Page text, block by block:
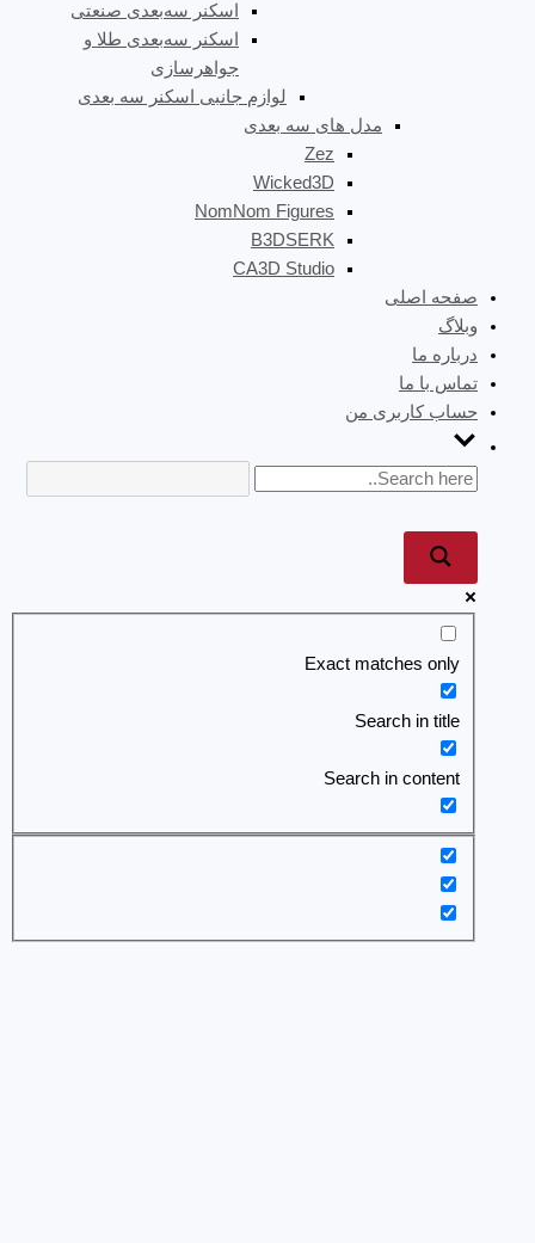
اسکنر سه‌بعدی صنعتی
اسکنر سه‌بعدی طلا و
جواهرسازی
لوازم جانبی اسکنر سه بعدی
مدل های سه بعدی
Zez
Wicked3D
NomNom Figures
B3DSERK
CA3D Studio
صفحه اصلی
وبلاگ
درباره ما
تماس با ما
حساب کاربری من
Exact matches only
Search in title
Search in content